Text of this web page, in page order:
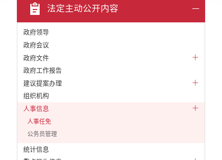
法定主动公开内容
政府领导
政府会议
政府文件
政府工作报告
建议提案办理
组织机构
人事信息
人事任免
公务员管理
统计信息